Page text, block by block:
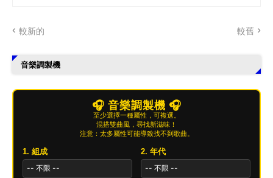
較新的 較舊
音樂調製機
🎧 音樂調製機 🎧
至少選擇一種屬性，可複選。
混搭雙曲風，尋找新滋味！
注意：太多屬性可能導致找不到歌曲。
1. 組成 2. 年代